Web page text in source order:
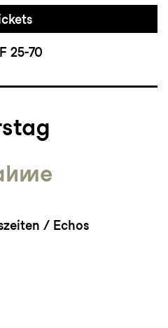
25-70
/ Echos